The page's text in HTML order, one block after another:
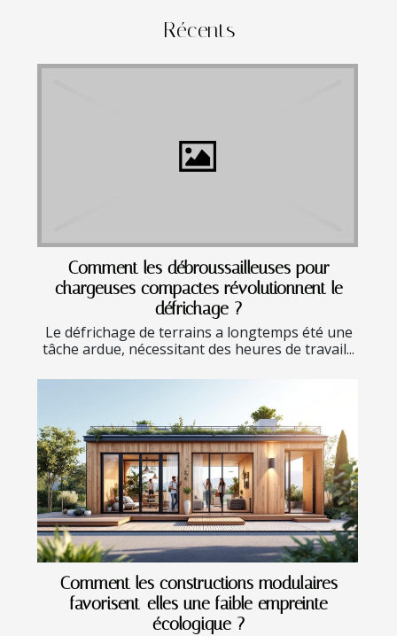
Récents
Comment les débroussailleuses pour
chargeuses compactes révolutionnent le
défrichage ?
Le défrichage de terrains a longtemps été une
tâche ardue, nécessitant des heures de travail...
Comment les constructions modulaires
favorisent-elles une faible empreinte
écologique ?